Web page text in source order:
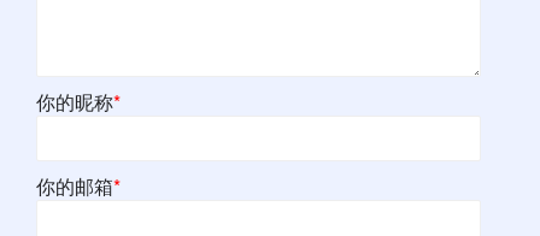
你的昵称*
你的邮箱*